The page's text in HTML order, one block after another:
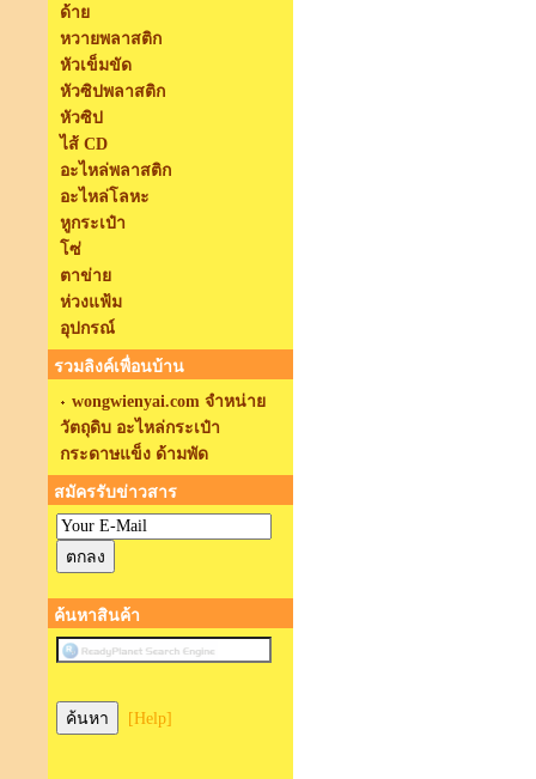
ด้าย
หวายพลาสติก
หัวเข็มขัด
หัวซิปพลาสติก
หัวซิป
ไส้ CD
อะไหล่พลาสติก
อะไหล่โลหะ
หูกระเป๋า
โซ่
ตาข่าย
ห่วงแฟ้ม
อุปกรณ์
รวมลิงค์เพื่อนบ้าน
wongwienyai.com จำหน่าย
วัตถุดิบ อะไหล่กระเป๋า
กระดาษแข็ง ด้ามพัด
สมัครรับข่าวสาร
ค้นหาสินค้า
[Help]